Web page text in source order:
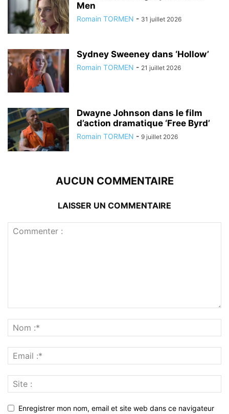
Men
Romain TORMEN - 31 juillet 2026
Sydney Sweeney dans ‘Hollow’
Romain TORMEN - 21 juillet 2026
Dwayne Johnson dans le film
d’action dramatique ‘Free Byrd’
Romain TORMEN - 9 juillet 2026
AUCUN COMMENTAIRE
LAISSER UN COMMENTAIRE
Enregistrer mon nom, email et site web dans ce navigateur